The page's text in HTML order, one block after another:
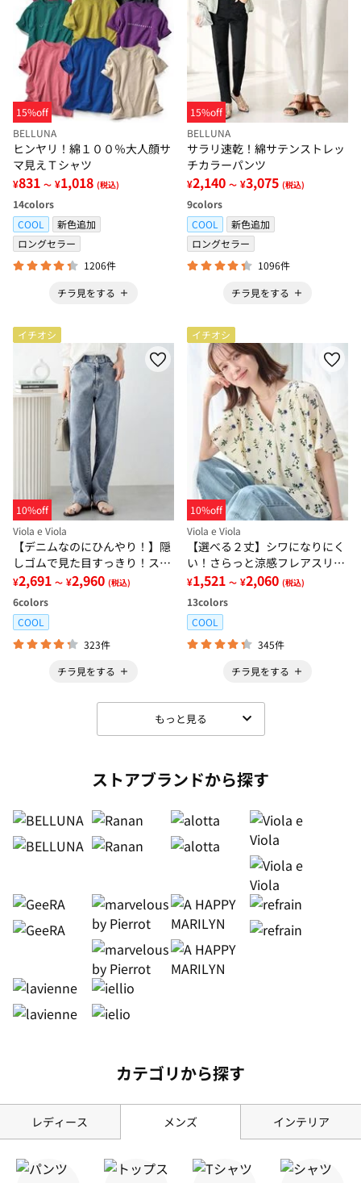
15%off
BELLUNA
ヒンヤリ！綿１００％大人顔サ
マ見えＴシャツ
¥831 ～ ¥1,018 (税込)
14colors
COOL
新色追加
ロングセラー
1206件
チラ見をする
15%off
BELLUNA
サラリ速乾！綿サテンストレッ
チカラーパンツ
¥2,140 ～ ¥3,075 (税込)
9colors
COOL
新色追加
ロングセラー
1096件
チラ見をする
イチオシ
10%off
Viola e Viola
【デニムなのにひんやり！】隠
しゴムで見た目すっきり！スト
レッチ楽ちんデニム
¥2,691 ～ ¥2,960 (税込)
6colors
COOL
323件
チラ見をする
イチオシ
10%off
Viola e Viola
【選べる２丈】シワになりにく
い！さらっと涼感フレアスリー
ブブラウス
¥1,521 ～ ¥2,060 (税込)
13colors
COOL
345件
チラ見をする
もっと見る
ストアブランドから探す
カテゴリから探す
レディース メンズ インテリア